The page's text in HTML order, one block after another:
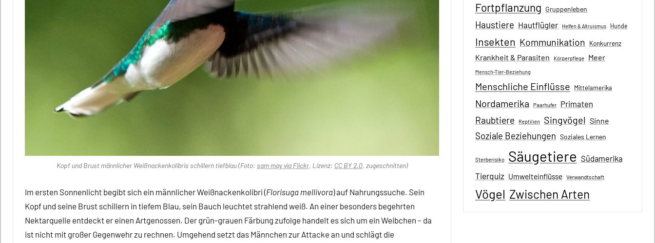
Kopf und Brust männlicher Weißnackenkolibris schillern tiefblau (Foto: sam may via Flickr, Lizenz: CC BY 2.0, zugeschnitten)
Im ersten Sonnenlicht begibt sich ein männlicher Weißnackenkolibri (Florisuga mellivora) auf Nahrungssuche. Sein
Kopf und seine Brust schillern in tiefem Blau, sein Bauch leuchtet strahlend weiß. An einer besonders begehrten
Nektarquelle entdeckt er einen Artgenossen. Der grün-grauen Färbung zufolge handelt es sich um ein Weibchen – da
ist nicht mit großer Gegenwehr zu rechnen. Umgehend setzt das Männchen zur Attacke an und schlägt die
Fortpflanzung Gruppenleben
Haustiere Hautflügler Helfen & Altruismus Hunde
Insekten Kommunikation Konkurrenz
Krankheit & Parasiten Körperpflege Meer
Mensch-Tier-Beziehung
Menschliche Einflüsse Mittelamerika
Nordamerika Paarhufer Primaten
Raubtiere Reptilien Singvögel Sinne
Soziale Beziehungen Soziales Lernen
Sterberisiko Säugetiere Südamerika
Tierquiz Umwelteinflüsse Verwandtschaft
Vögel Zwischen Arten